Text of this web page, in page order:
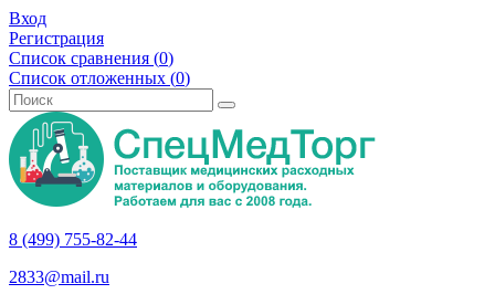
Вход
Регистрация
Список сравнения (0)
Список отложенных (0)
8 (499) 755-82-44
2833@mail.ru